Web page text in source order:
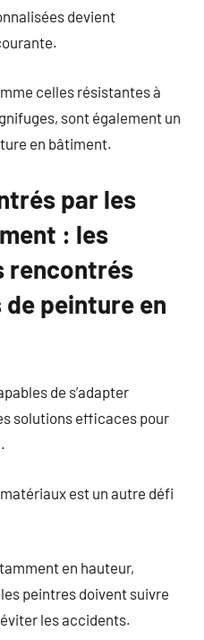
devient
celles résistantes à
sont également un
en bâtiment.
par les
: les
rencontrés
peinture en
de s’adapter
solutions efficaces pour
est un autre défi
en hauteur,
peintres doivent suivre
les accidents.